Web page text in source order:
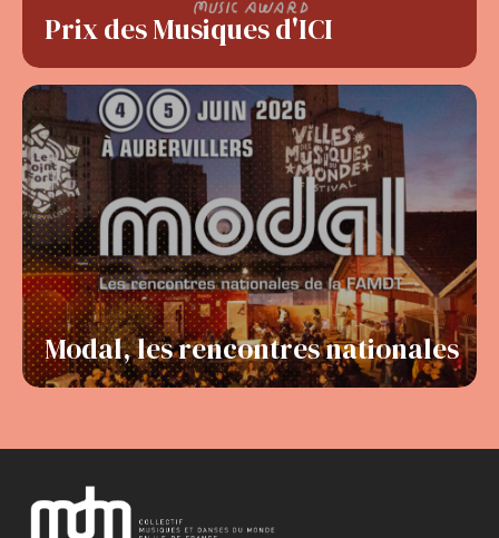
Prix des Musiques d'ICI
Modal, les rencontres nationales